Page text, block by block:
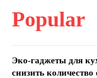
Popular
Эко-гаджеты для
снизить